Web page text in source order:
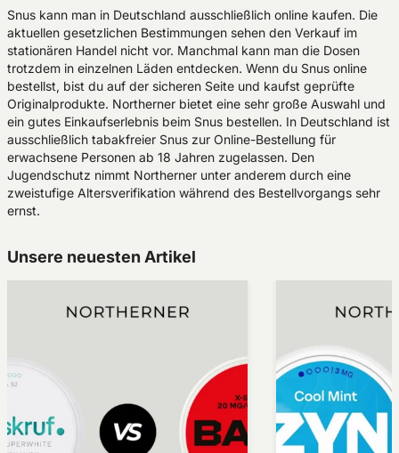
Snus kann man in Deutschland ausschließlich online kaufen. Die
aktuellen gesetzlichen Bestimmungen sehen den Verkauf im
stationären Handel nicht vor. Manchmal kann man die Dosen
trotzdem in einzelnen Läden entdecken. Wenn du Snus online
bestellst, bist du auf der sicheren Seite und kaufst geprüfte
Originalprodukte. Northerner bietet eine sehr große Auswahl und
ein gutes Einkaufserlebnis beim Snus bestellen. In Deutschland ist
ausschließlich tabakfreier Snus zur Online-Bestellung für
erwachsene Personen ab 18 Jahren zugelassen. Den
Jugendschutz nimmt Northerner unter anderem durch eine
zweistufige Altersverifikation während des Bestellvorgangs sehr
ernst.
Unsere neuesten Artikel